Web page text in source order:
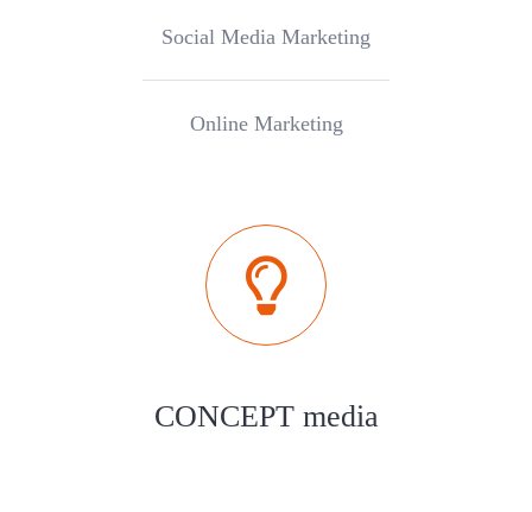
Social Media Marketing
Online Marketing
CONCEPT media